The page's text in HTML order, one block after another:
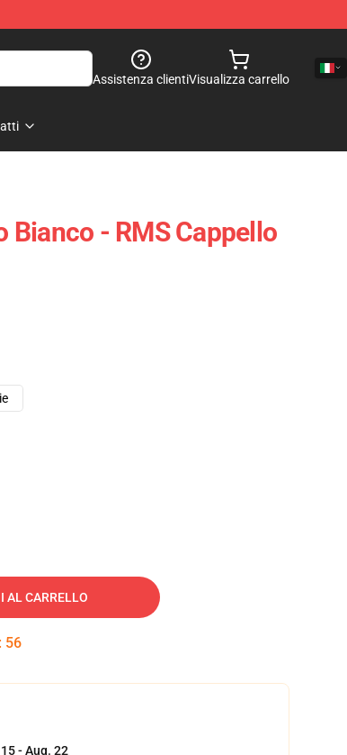
Assistenza clientiVisualizza carrello
Bianco - RMS Cappello
AL CARRELLO
: 55
- Aug. 22